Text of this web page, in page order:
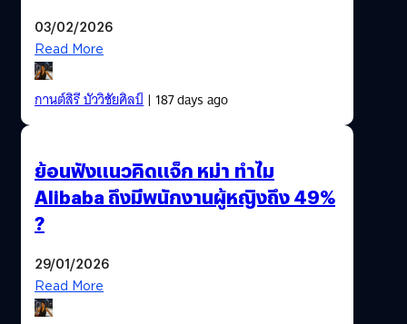
03/02/2026
Read More
กานต์สิรี บัววิชัยศิลป์| 187 days ago
ย้อนฟังแนวคิดแจ็ก หม่า ทำไม
Alibaba ถึงมีพนักงานผู้หญิงถึง 49%
?
29/01/2026
Read More